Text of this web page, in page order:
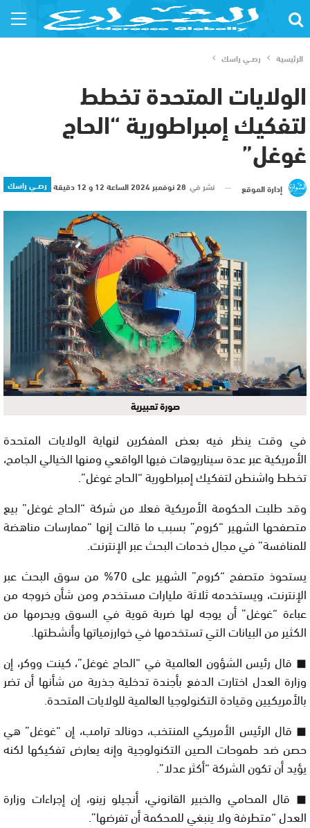
الرئيسية رصــي راسك
الولايات المتحدة تخطط
لتفكيك إمبراطورية “الحاج
غوغل”
رصــي راسك إدارة الموقع نشر في 28 نوفمبر 2024 الساعة 12 و 12 دقيقة
صورة تعبيرية
في وقت ينظر فيه بعض المفكرين لنهاية الولايات المتحدة
الأمريكية عبر عدة سيناريوهات فيها الواقعي ومنها الخيالي الجامح،
تخطط واشنطن لتفكيك إمبراطورية “الحاج غوغل”.
وقد طلبت الحكومة الأمريكية فعلا من شركة “الحاج غوغل” بيع
متصفحها الشهير “كروم” بسبب ما قالت إنها “ممارسات مناهضة
للمنافسة” في مجال خدمات البحث عبر الإنترنت.
يستحوذ متصفح “كروم” الشهير على 70% من سوق البحث عبر
الإنترنت، ويستخدمه ثلاثة مليارات مستخدم ومن شأن خروجه من
عباءة “غوغل” أن يوجه لها ضربة قوية في السوق ويحرمها من
الكثير من البيانات التي تستخدمها في خوارزمياتها وأنشطتها.
◼ قال رئيس الشؤون العالمية في “الحاج غوغل”، كينت ووكر، إن
وزارة العدل اختارت الدفع بأجندة تدخلية جذرية من شأنها أن تضر
بالأمريكيين وقيادة التكنولوجيا العالمية للولايات المتحدة.
◼ قال الرئيس الأمريكي المنتخب، دونالد ترامب، إن “غوغل” هي
حصن ضد طموحات الصين التكنولوجية وإنه يعارض تفكيكها لكنه
يؤيد أن تكون الشركة “أكثر عدلا”.
◼ قال المحامي والخبير القانوني، أنجيلو زينو، إن إجراءات وزارة
العدل “متطرفة ولا ينبغي للمحكمة أن ‏تفرضها”.‏